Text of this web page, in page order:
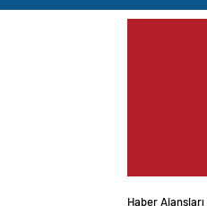
Haber Ajansları